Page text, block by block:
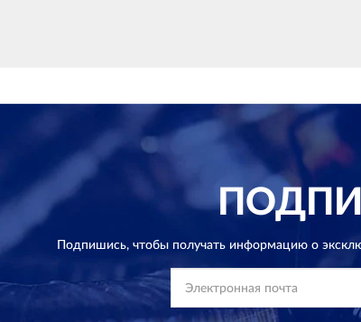
Подпишись, чтобы получать информацию о